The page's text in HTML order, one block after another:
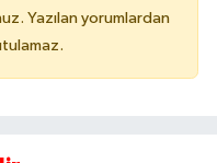
Yazılan yorumlardan